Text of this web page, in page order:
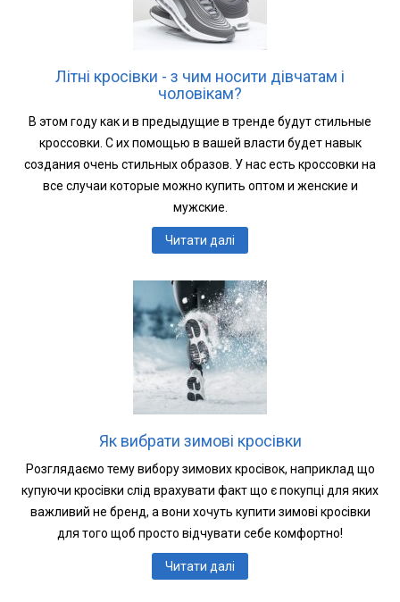
Літні кросівки - з чим носити дівчатам і
чоловікам?
В этом году как и в предыдущие в тренде будут стильные
кроссовки. С их помощью в вашей власти будет навык
создания очень стильных образов. У нас есть кроссовки на
все случаи которые можно купить оптом и женские и
мужские.
Читати далі
Як вибрати зимові кросівки
Розглядаємо тему вибору зимових кросівок, наприклад що
купуючи кросівки слід врахувати факт що є покупці для яких
важливий не бренд, а вони хочуть купити зимові кросівки
для того щоб просто відчувати себе комфортно!
Читати далі